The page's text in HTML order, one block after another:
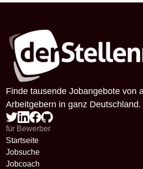
Finde tausende Jobangebote von
Arbeitgebern in ganz Deutschland.
für Bewerber
Startseite
Jobsuche
Jobcoach